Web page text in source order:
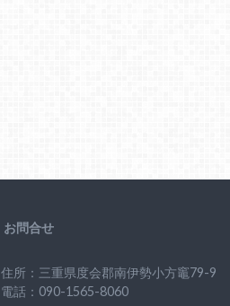
お問合せ
住所：三重県度会郡南伊勢小方竈79-9
電話：090-1565-8060